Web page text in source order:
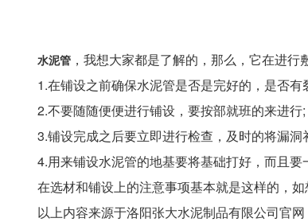
水泥管 ，我想大家都是了解的，那么，它在进
1.在铺设之前确保水泥管是否是完好的，是否有
2.不要随随便便进行铺设，要按部就班的来进行;
3.铺设完成之后要立即进行检查，及时的将漏洞
4.用来铺设水泥管的地基要将基础打好，而且要
在选材和铺设上的注意事项基本就是这样的，如
以上内容来源于洛阳张大水泥制品有限公司官网